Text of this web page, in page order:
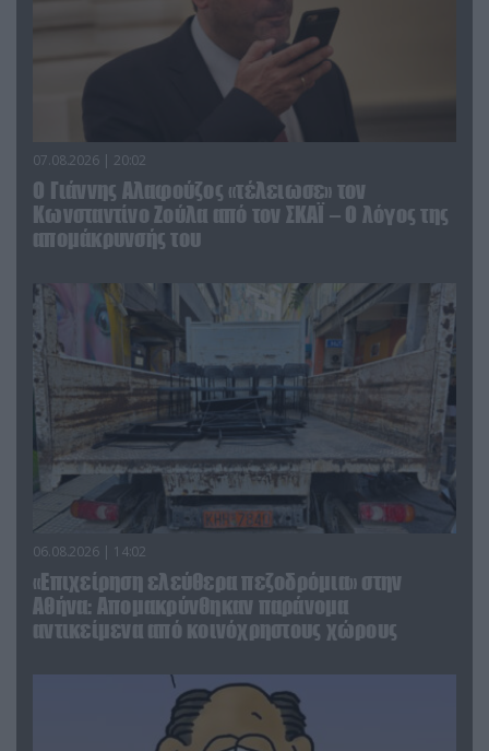
07.08.2026 | 20:02
Ο Γιάννης Αλαφούζος «τέλειωσε» τον
Κωνσταντίνο Ζούλα από τον ΣΚΑΪ – Ο λόγος της
απομάκρυνσής του
06.08.2026 | 14:02
«Επιχείρηση ελεύθερα πεζοδρόμια» στην
Αθήνα: Απομακρύνθηκαν παράνομα
αντικείμενα από κοινόχρηστους χώρους